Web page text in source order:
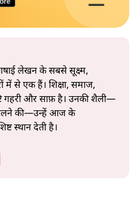
लेखन के सबसे सूक्ष्म,
में से एक हैं। शिक्षा, समाज,
गहरी और साफ़ है। उनकी शैली—
की—उन्हें आज के
स्थान देती है।